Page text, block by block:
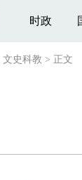
时政
文史科教 > 正文